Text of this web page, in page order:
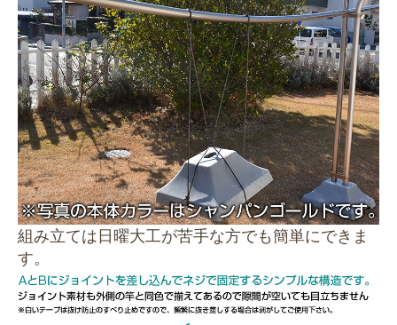
組み立ては日曜大工が苦手な方でも簡単にできま
す。